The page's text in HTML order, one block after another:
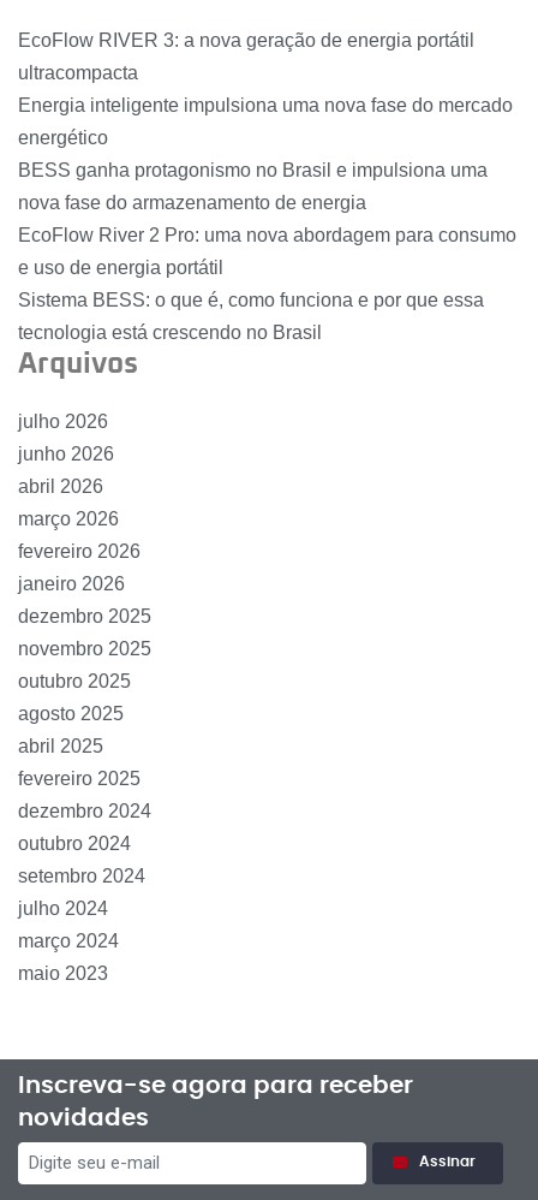
EcoFlow RIVER 3: a nova geração de energia portátil
ultracompacta
Energia inteligente impulsiona uma nova fase do mercado
energético
BESS ganha protagonismo no Brasil e impulsiona uma
nova fase do armazenamento de energia
EcoFlow River 2 Pro: uma nova abordagem para consumo
e uso de energia portátil
Sistema BESS: o que é, como funciona e por que essa
tecnologia está crescendo no Brasil
Arquivos
julho 2026
junho 2026
abril 2026
março 2026
fevereiro 2026
janeiro 2026
dezembro 2025
novembro 2025
outubro 2025
agosto 2025
abril 2025
fevereiro 2025
dezembro 2024
outubro 2024
setembro 2024
julho 2024
março 2024
maio 2023
Inscreva-se agora para receber
novidades
Assinar